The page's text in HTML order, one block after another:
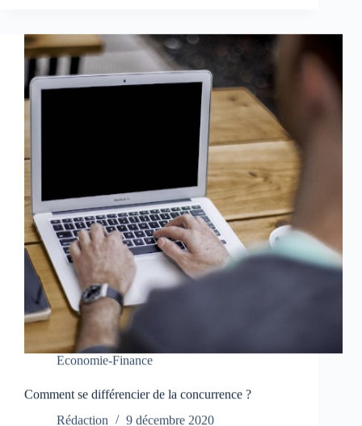
Economie-Finance
Comment se différencier de la concurrence ?
Rédaction
9 décembre 2020